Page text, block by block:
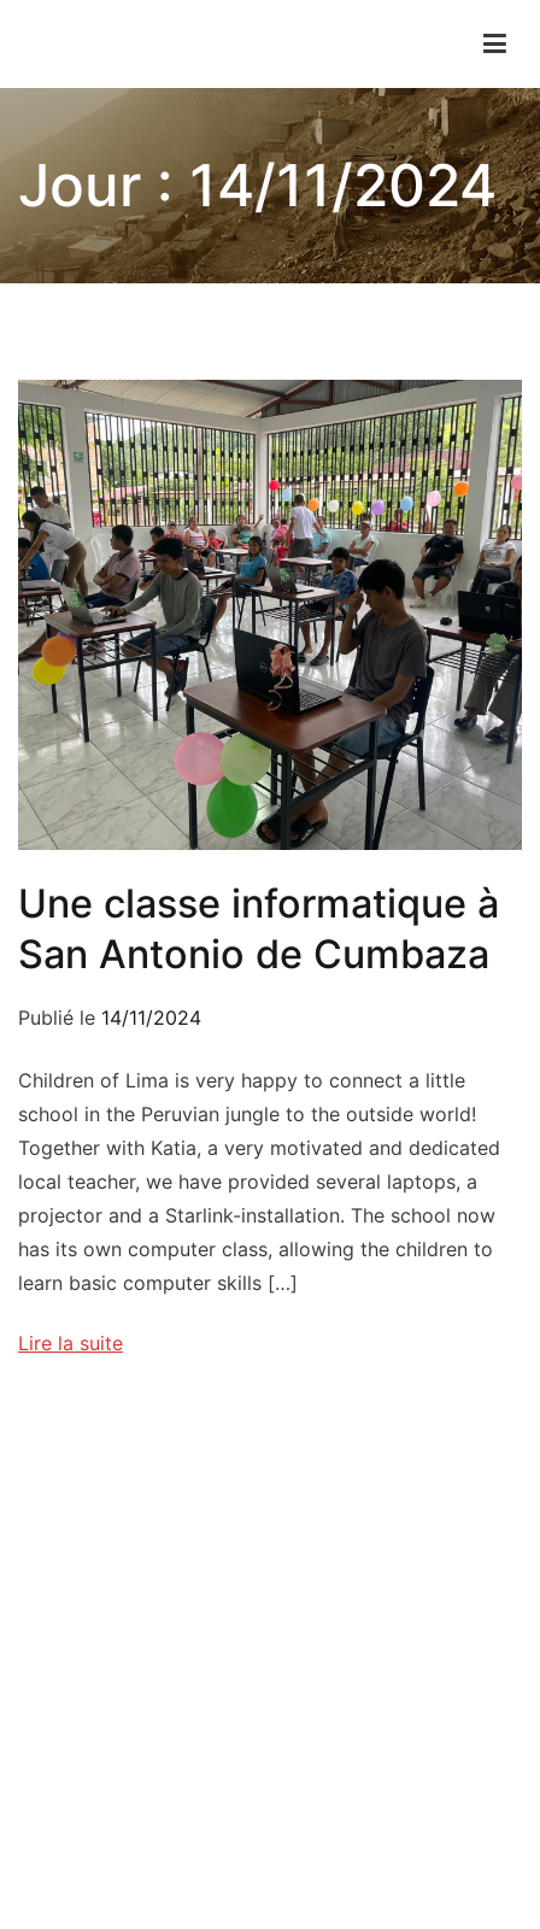
contenu
Jour :14/11/2024
Une classe informatique à
San Antonio de Cumbaza
Publié le 14/11/2024
Children of Lima is very happy to connect a little
school in the Peruvian jungle to the outside world!
Together with Katia, a very motivated and dedicated
local teacher, we have provided several laptops, a
projector and a Starlink-installation. The school now
has its own computer class, allowing the children to
learn basic computer skills […]
Lire la suite